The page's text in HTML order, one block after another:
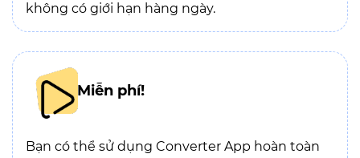
không có giới hạn hàng ngày.
Miễn phí!
Bạn có thể sử dụng Converter App hoàn toàn